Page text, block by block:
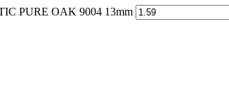
PURE OAK 9004 13mm